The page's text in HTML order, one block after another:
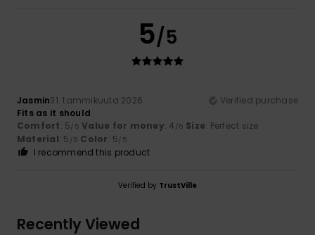
5/5
Jasmin31. tammikuuta 2026
Verified purchase
Fits as it should
Comfort: 5/5 Value for money: 4 /5 Size: Perfect size
Material: 5 /5 Color: 5/5
I recommend this product
Verified by TrustVille
Recently Viewed